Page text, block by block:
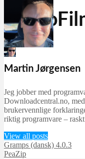
september 24, 2025
Martin Jørgensen
Jeg jobber med
Downloadcentral.no,
brukervennlige
riktig programvare –
View all posts
Gramps (dansk) 4.0.3
PeaZip